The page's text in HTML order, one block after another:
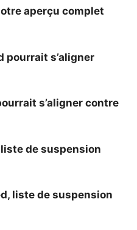
aperçu complet
pourrait s’aligner
s’aligner contre
de suspension
liste de suspension